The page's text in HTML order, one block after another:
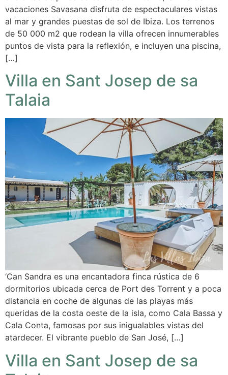
vacaciones Savasana disfruta de espectaculares vistas
al mar y grandes puestas de sol de Ibiza. Los terrenos
de 50 000 m2 que rodean la villa ofrecen innumerables
puntos de vista para la reflexión, e incluyen una piscina,
[…]
Villa en Sant Josep de sa
Talaia
‘Can Sandra es una encantadora finca rústica de 6
dormitorios ubicada cerca de Port des Torrent y a poca
distancia en coche de algunas de las playas más
queridas de la costa oeste de la isla, como Cala Bassa y
Cala Conta, famosas por sus inigualables vistas del
atardecer. El vibrante pueblo de San José, […]
Villa en Sant Josep de sa